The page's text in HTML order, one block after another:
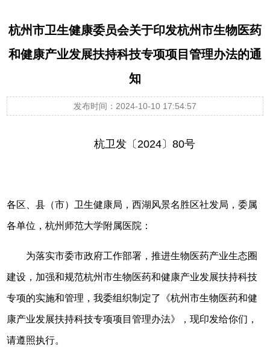
杭州市卫生健康委员会关于印发杭州市生物医药
和健康产业发展扶持科技专项项目管理办法的通
知
发布时间：2024-10-10 17:54:57
杭卫发〔2024〕80号
各区、县（市）卫生健康局，西湖风景名胜区社发局，委属
各单位，杭州师范大学附属医院：
为落实市委市政府工作部署，推进生物医药产业生态圈
建设，加强和规范杭州市生物医药和健康产业发展扶持科技
专项的实施和管理，我委组织制定了《杭州市生物医药和健
康产业发展扶持科技专项项目管理办法》，现印发给你们，
请遵照执行。